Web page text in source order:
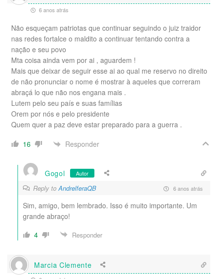
6 anos atrás
Não esqueçam patriotas que continuar seguindo o juiz traidor
nas redes fortalce o maldito a continuar tentando contra a
nação e seu povo
Mta coisa ainda vem por ai , aguardem !
Mais que deixar de seguir esse ai ao qual me reservo no direito
de não pronunciar o nome é mostrar à aqueles que correram
abraçá lo que não nos engana mais .
Lutem pelo seu país e suas famílias
Orem por nós e pelo presidente
Quem quer a paz deve estar preparado para a guerra .
16
Responder
Gogol Autor
Reply toAndrelferaQB 6 anos atrás
Sim, amigo, bem lembrado. Isso é muito importante. Um
grande abraço!
4
Responder
Marcia Clemente